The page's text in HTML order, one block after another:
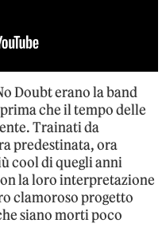
Doubt erano la band
che il tempo delle
Trainati da
predestinata, ora
cool di quegli anni
la loro interpretazione
clamoroso progetto
siano morti poco